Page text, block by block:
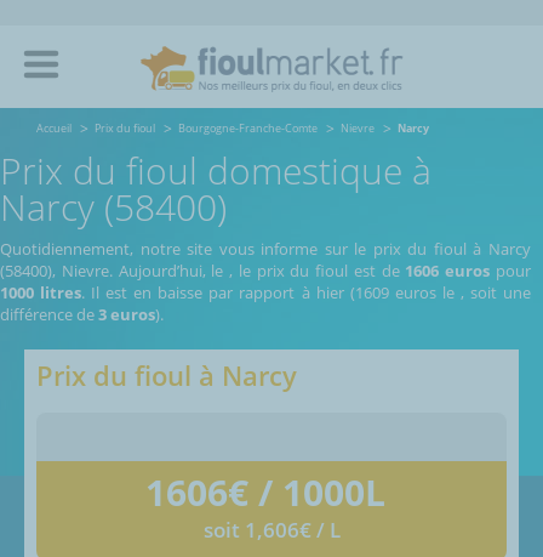
Accueil Prix du fioul Bourgogne-Franche-Comte Nievre Narcy
Prix du fioul domestique à
Narcy (58400)
Quotidiennement, notre site vous informe sur le prix du fioul à Narcy
(58400), Nievre. Aujourd’hui, le, le prix du fioul est de 1606 euros pour
1000 litres. Il est en baisse par rapport à hier (1609 euros le , soit une
différence de3 euros).
Prix du fioul à Narcy
1606€ / 1000L
soit 1,606€ / L